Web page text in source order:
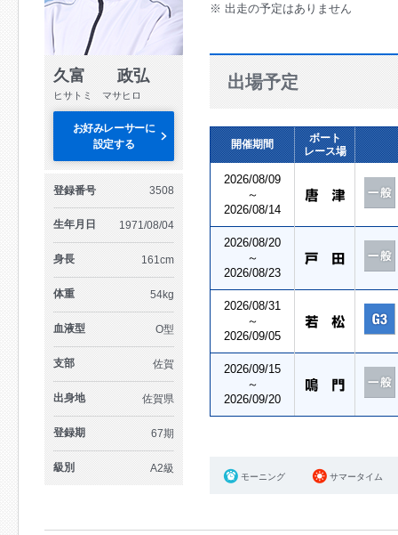
久富 政弘
ヒサトミ マサヒロ
お好みレーサーに
設定する
登録番号 3508
生年月日 1971/08/04
身長 161cm
体重 54kg
血液型 O型
支部 佐賀
出身地 佐賀県
登録期 67期
級別 A2級
※ 出走の予定はありません
出場予定
開催期間
ボート
レース場
2026/08/09
～
2026/08/14
2026/08/20
～
2026/08/23
2026/08/31
～
2026/09/05
2026/09/15
～
2026/09/20
モーニング サマータイム